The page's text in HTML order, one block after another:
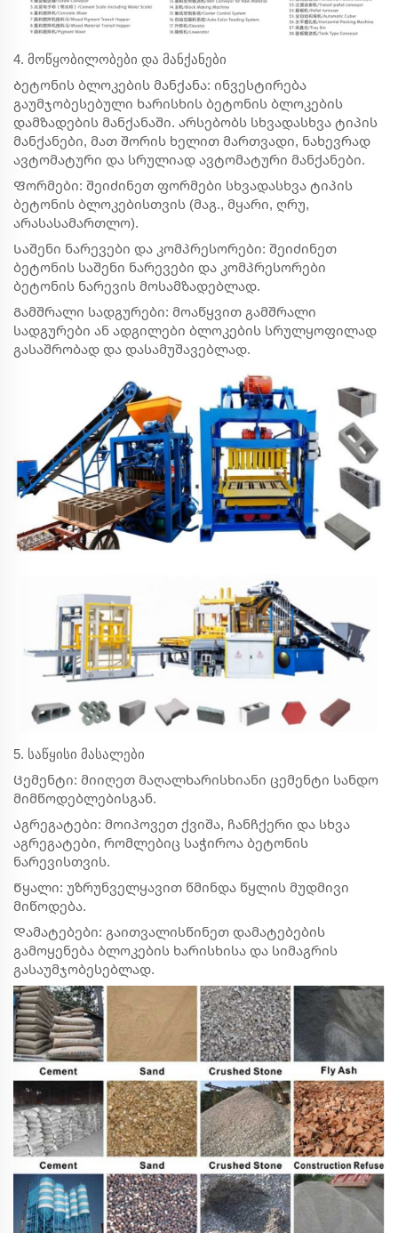
4. მოწყობილობები და მანქანები
Ბეტონის ბლოკების მანქანა: ინვესტირება
გაუმჯობესებული ხარისხის ბეტონის ბლოკების
დამზადების მანქანაში. არსებობს სხვადასხვა ტიპის
მანქანები, მათ შორის ხელით მართვადი, ნახევრად
ავტომატური და სრულიად ავტომატური მანქანები.
Ფორმები: შეიძინეთ ფორმები სხვადასხვა ტიპის
ბეტონის ბლოკებისთვის (მაგ., მყარი, ღრუ,
არასასამართლო).
Საშენი ნარევები და კომპრესორები: შეიძინეთ
ბეტონის საშენი ნარევები და კომპრესორები
ბეტონის ნარევის მოსამზადებლად.
Გამშრალი სადგურები: მოაწყვით გამშრალი
სადგურები ან ადგილები ბლოკების სრულყოფილად
გასაშრობად და დასამუშავებლად.
5. საწყისი მასალები
Ცემენტი: მიიღეთ მაღალხარისხიანი ცემენტი სანდო
მიმწოდებლებისგან.
Აგრეგატები: მოიპოვეთ ქვიშა, ჩანჩქერი და სხვა
აგრეგატები, რომლებიც საჭიროა ბეტონის
ნარევისთვის.
Წყალი: უზრუნველყავით წმინდა წყლის მუდმივი
მიწოდება.
Დამატებები: გაითვალისწინეთ დამატებების
გამოყენება ბლოკების ხარისხისა და სიმაგრის
გასაუმჯობესებლად.